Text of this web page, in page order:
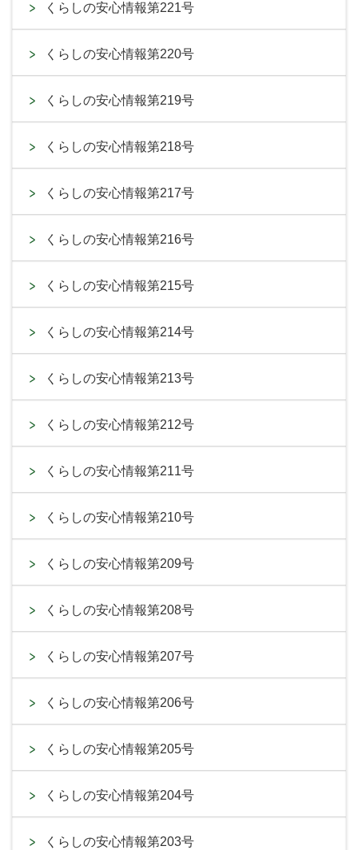
くらしの安心情報第221号
くらしの安心情報第220号
くらしの安心情報第219号
くらしの安心情報第218号
くらしの安心情報第217号
くらしの安心情報第216号
くらしの安心情報第215号
くらしの安心情報第214号
くらしの安心情報第213号
くらしの安心情報第212号
くらしの安心情報第211号
くらしの安心情報第210号
くらしの安心情報第209号
くらしの安心情報第208号
くらしの安心情報第207号
くらしの安心情報第206号
くらしの安心情報第205号
くらしの安心情報第204号
くらしの安心情報第203号